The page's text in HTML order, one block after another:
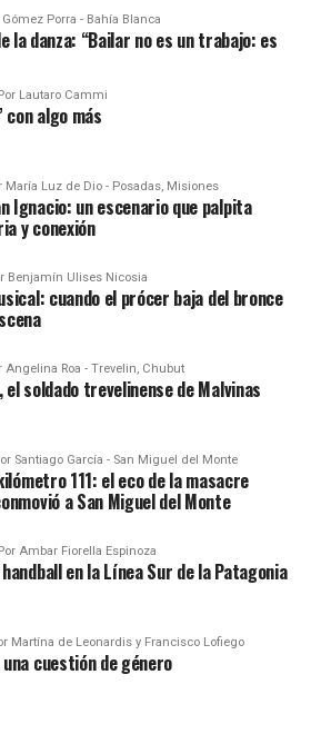
Porra - Bahía Blanca
la danza: “Bailar no es un trabajo: es
Lautaro Cammi
con algo más
María Luz de Dio - Posadas, Misiones
Ignacio: un escenario que palpita
y conexión
Benjamín Ulises Nicosia
cuando el prócer baja del bronce
Angelina Roa - Trevelin, Chubut
el soldado trevelinense de Malvinas
Santiago García - San Miguel del Monte
111: el eco de la masacre
a San Miguel del Monte
Ambar Fiorella Espinoza
en la Línea Sur de la Patagonia
Martína de Leonardis y Francisco Lofiego
cuestión de género